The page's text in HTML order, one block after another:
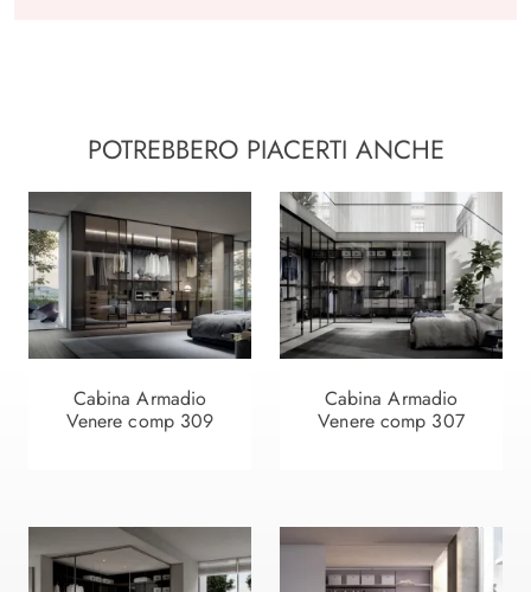
POTREBBERO PIACERTI ANCHE
Cabina Armadio
Venere comp 309
Cabina Armadio
Venere comp 307